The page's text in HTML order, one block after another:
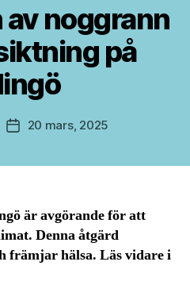
noggrann
på
Inläggsdatum
20 mars, 2025
är avgörande för att
Denna åtgärd
främjar hälsa. Läs vidare i